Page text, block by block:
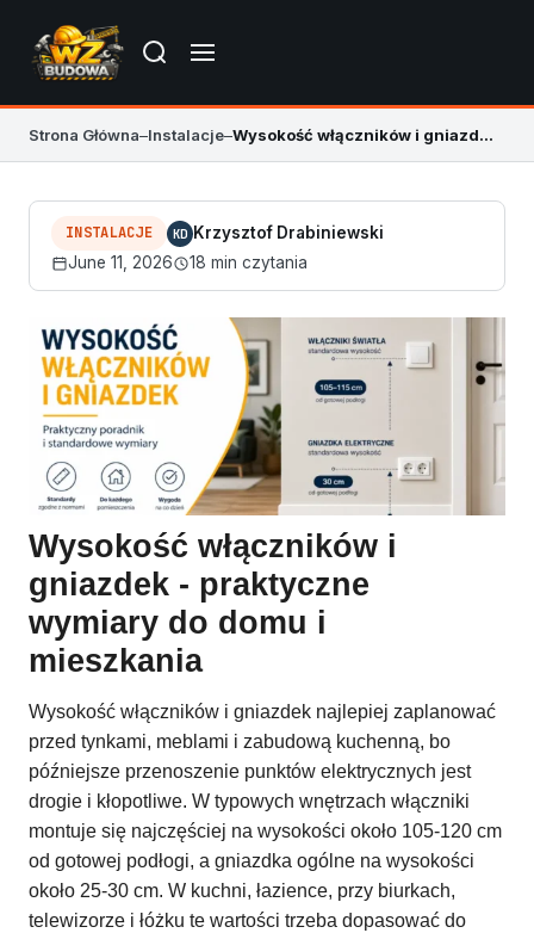
Strona Główna–Instalacje– Wysokość włączników i gniazdek – praktyczne wymiary
INSTALACJE KD Krzysztof Drabiniewski
June 11, 2026
18 min czytania
Wysokość włączników i
gniazdek - praktyczne
wymiary do domu i
mieszkania
Wysokość włączników i gniazdek najlepiej zaplanować
przed tynkami, meblami i zabudową kuchenną, bo
późniejsze przenoszenie punktów elektrycznych jest
drogie i kłopotliwe. W typowych wnętrzach włączniki
montuje się najczęściej na wysokości około 105-120 cm
od gotowej podłogi, a gniazdka ogólne na wysokości
około 25-30 cm. W kuchni, łazience, przy biurkach,
telewizorze i łóżku te wartości trzeba dopasować do